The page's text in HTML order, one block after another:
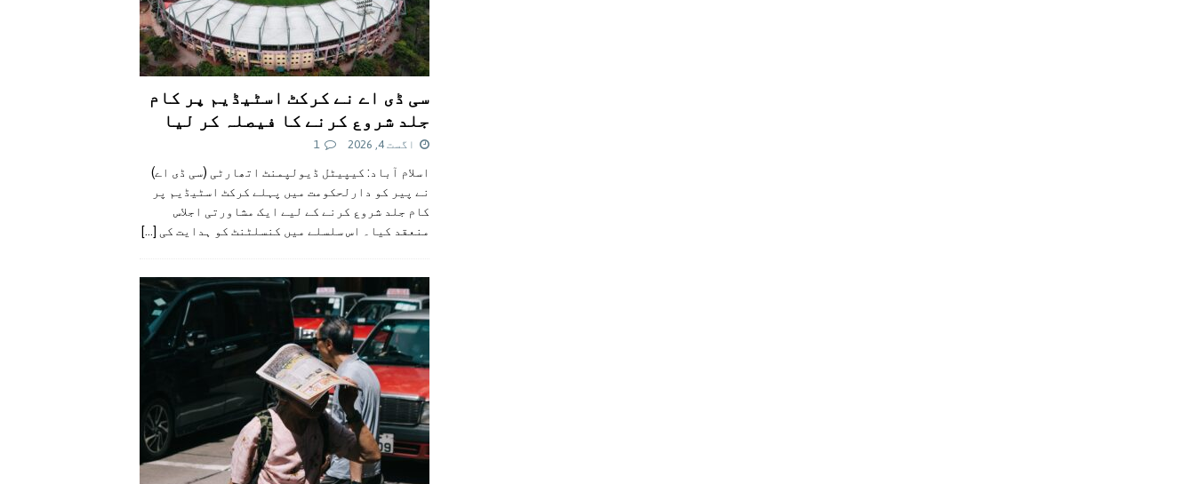
سی ڈی اے نے کرکٹ اسٹیڈیم پر کام
جلد شروع کرنے کا فیصلہ کر لیا
اگست 4, 2026 1
اسلام آباد: کیپیٹل ڈیولپمنٹ اتھارٹی (سی ڈی اے)
نے پیر کو دارلحکومت میں پہلے کرکٹ اسٹیڈیم پر
کام جلد شروع کرنے کے لیے ایک مشاورتی اجلاس
منعقد کیا۔ اس سلسلے میں کنسلٹنٹ کو ہدایت کی [...]